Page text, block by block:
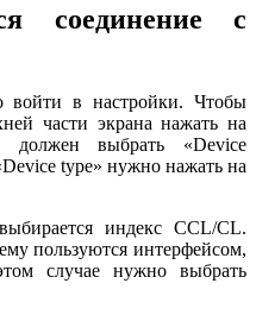
соединение с
войти в настройки. Чтобы
части экрана нажать на
должен выбрать «Device
type» нужно нажать на
индекс CCL/CL.
пользуются интерфейсом,
случае нужно выбрать